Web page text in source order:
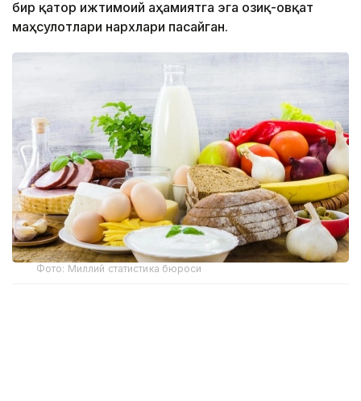
бир қатор ижтимоий аҳамиятга эга озиқ-овқат
маҳсулотлари нархлари пасайган.
Фото: Миллий статистика бюроси